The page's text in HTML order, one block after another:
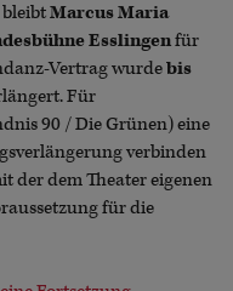
bleibtMarcus Maria
Esslingenfür
Vertrag wurdebis
Für
90 / Die Grünen) eine
verbinden
der dem Theater eigenen
für die